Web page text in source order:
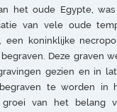
het oude Egypte,
van vele oude
een koninklijke
Deze graven
gezien en in
te worden in
van het belang